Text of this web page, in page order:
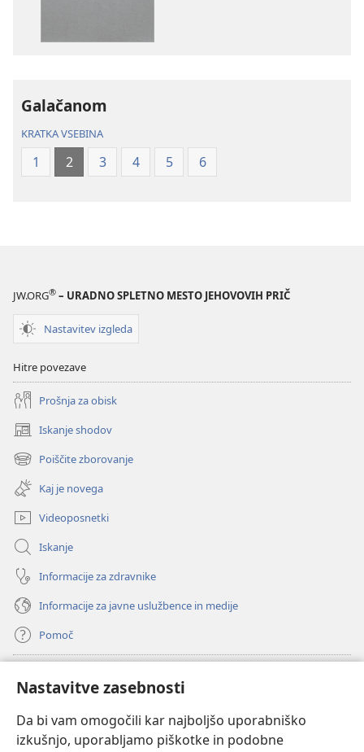
Nastavitve zasebnosti
Da bi vam omogočili kar najboljšo uporabniško
izkušnjo, uporabljamo piškotke in podobne
Galačanom
KRATKA VSEBINA
1 2 3 4 5 6
JW.ORG® – URADNO SPLETNO MESTO JEHOVOVIH PRIČ
Nastavitev izgleda
Hitre povezave
Prošnja za obisk
Iskanje shodov
(odpre
novo
okno)
Poiščite zborovanje
(odpre
novo
okno)
Kaj je novega
Videoposnetki
Iskanje
Informacije za zdravnike
Informacije za javne uslužbence in medije
Pomoč
(odpre
novo
okno) Watchtowerjeva SPLETNA KNJIŽNICA™
(odpre
novo